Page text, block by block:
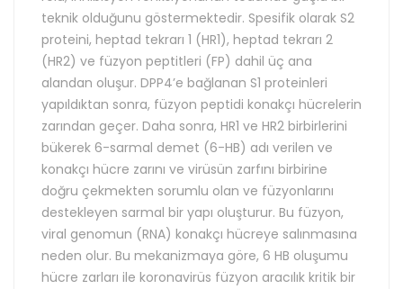
teknik olduğunu göstermektedir. Spesifik olarak S2
proteini, heptad tekrarı 1 (HR1), heptad tekrarı 2
(HR2) ve füzyon peptitleri (FP) dahil üç ana
alandan oluşur. DPP4’e bağlanan S1 proteinleri
yapıldıktan sonra, füzyon peptidi konakçı hücrelerin
zarından geçer. Daha sonra, HR1 ve HR2 birbirlerini
bükerek 6-sarmal demet (6-HB) adı verilen ve
konakçı hücre zarını ve virüsün zarfını birbirine
doğru çekmekten sorumlu olan ve füzyonlarını
destekleyen sarmal bir yapı oluşturur. Bu füzyon,
viral genomun (RNA) konakçı hücreye salınmasına
neden olur. Bu mekanizmaya göre, 6 HB oluşumu
hücre zarları ile koronavirüs füzyon aracılık kritik bir